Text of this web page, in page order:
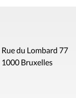
Rue du Lombard 77
1000 Bruxelles